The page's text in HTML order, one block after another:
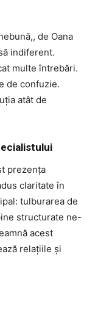
de Oana
indiferent.
multe întrebări.
de confuzie.
atât de
prezența
claritate în
tulburarea de
structurate ne-
acest
relațiile și